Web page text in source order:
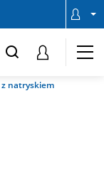
natryskiem